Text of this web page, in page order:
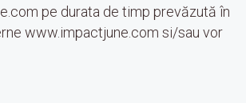
pe durata de timp prevăzută în
www.impactjune.com si/sau vor